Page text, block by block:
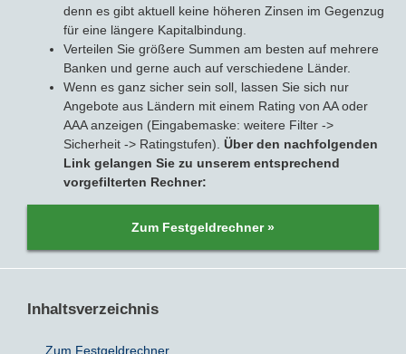
Zinsvergleich
Tagesgeld mit Zinsgarantie
Nachhaltige Banken
Festgeldrechner
Tagesgeld-Test
Zinsbroker-Test
FIRMENANGEBOTE
Firmentagesgeld
Firmenfestgeld
Cash Management
ANLAGEALTERNATIVEN
Geldmarkt-ETFs
Sparbuch
RATGEBER
Ratgeber
VERÖFFENTLICHUNGEN
denn es gibt aktuell keine höheren Zinsen im Gegenzug
für eine längere Kapitalbindung.
Verteilen Sie größere Summen am besten auf mehrere
Banken und gerne auch auf verschiedene Länder.
Wenn es ganz sicher sein soll, lassen Sie sich nur
Angebote aus Ländern mit einem Rating von AA oder
AAA anzeigen (Eingabemaske: weitere Filter ->
Sicherheit -> Ratingstufen). Über den nachfolgenden
Link gelangen Sie zu unserem entsprechend
vorgefilterten Rechner:
Zum Festgeldrechner »
Inhaltsverzeichnis
Zum Festgeldrechner